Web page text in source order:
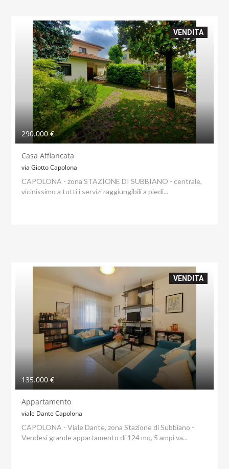
VENDITA
290.000 €
Casa Affiancata
via Giotto Capolona
CAPOLONA - zona STAZIONE DI SUBBIANO - centrale,
vicinissimo a tutti i servizi raggiungibili a piedi...
VENDITA
135.000 €
Appartamento
viale Dante Capolona
CAPOLONA - Viale Dante, zona Stazione di Subbiano -
Vendesi grande appartamento di 124 mq, 5 ampi va...